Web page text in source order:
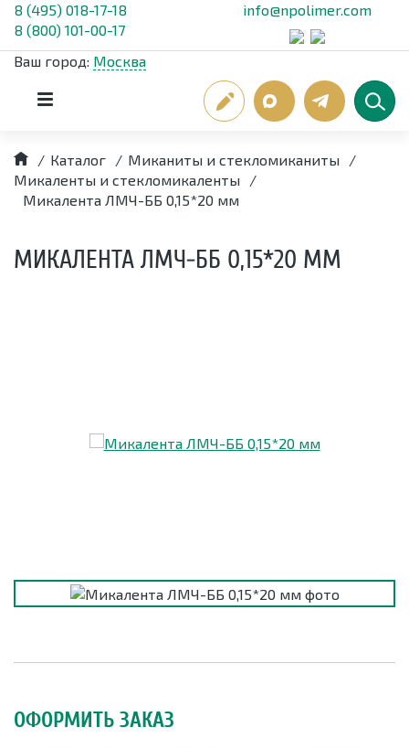
8 (495) 018-17-18
8 (800) 101-00-17
info@npolimer.com
Ваш город: Москва
/ Каталог / Миканиты и стекломиканиты
/
Микаленты и стекломикаленты
/
Микалента ЛМЧ-ББ 0,15*20 мм
МИКАЛЕНТА ЛМЧ-ББ 0,15*20 ММ
ОФОРМИТЬ ЗАКАЗ